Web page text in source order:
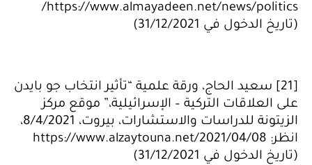
https://www.almayadeen.net/news/politics/
(تاريخ الدخول في 31/12/2021)
[21] سعيد الحاج، ورقة علمية “تأثير انتخاب جو بايدن
على العلاقات التركية – الإسرائيلية،” موقع مركز
الزيتونة للدراسات والاستشارات، بيروت، 8/4/2021،
انظر: https://www.alzaytouna.net/2021/04/08
(تاريخ الدخول في 31/12/2021)